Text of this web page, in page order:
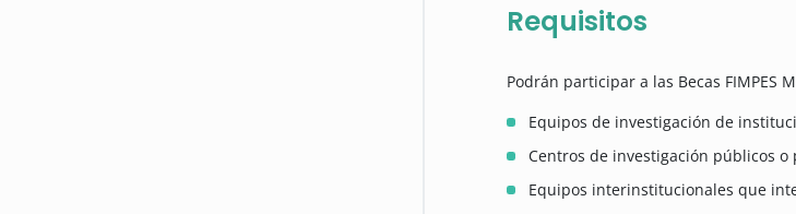
Requisitos
Podrán participar a las Becas FIMPES
Equipos de investigación de
Centros de investigación públicos o
Equipos interinstitucionales que